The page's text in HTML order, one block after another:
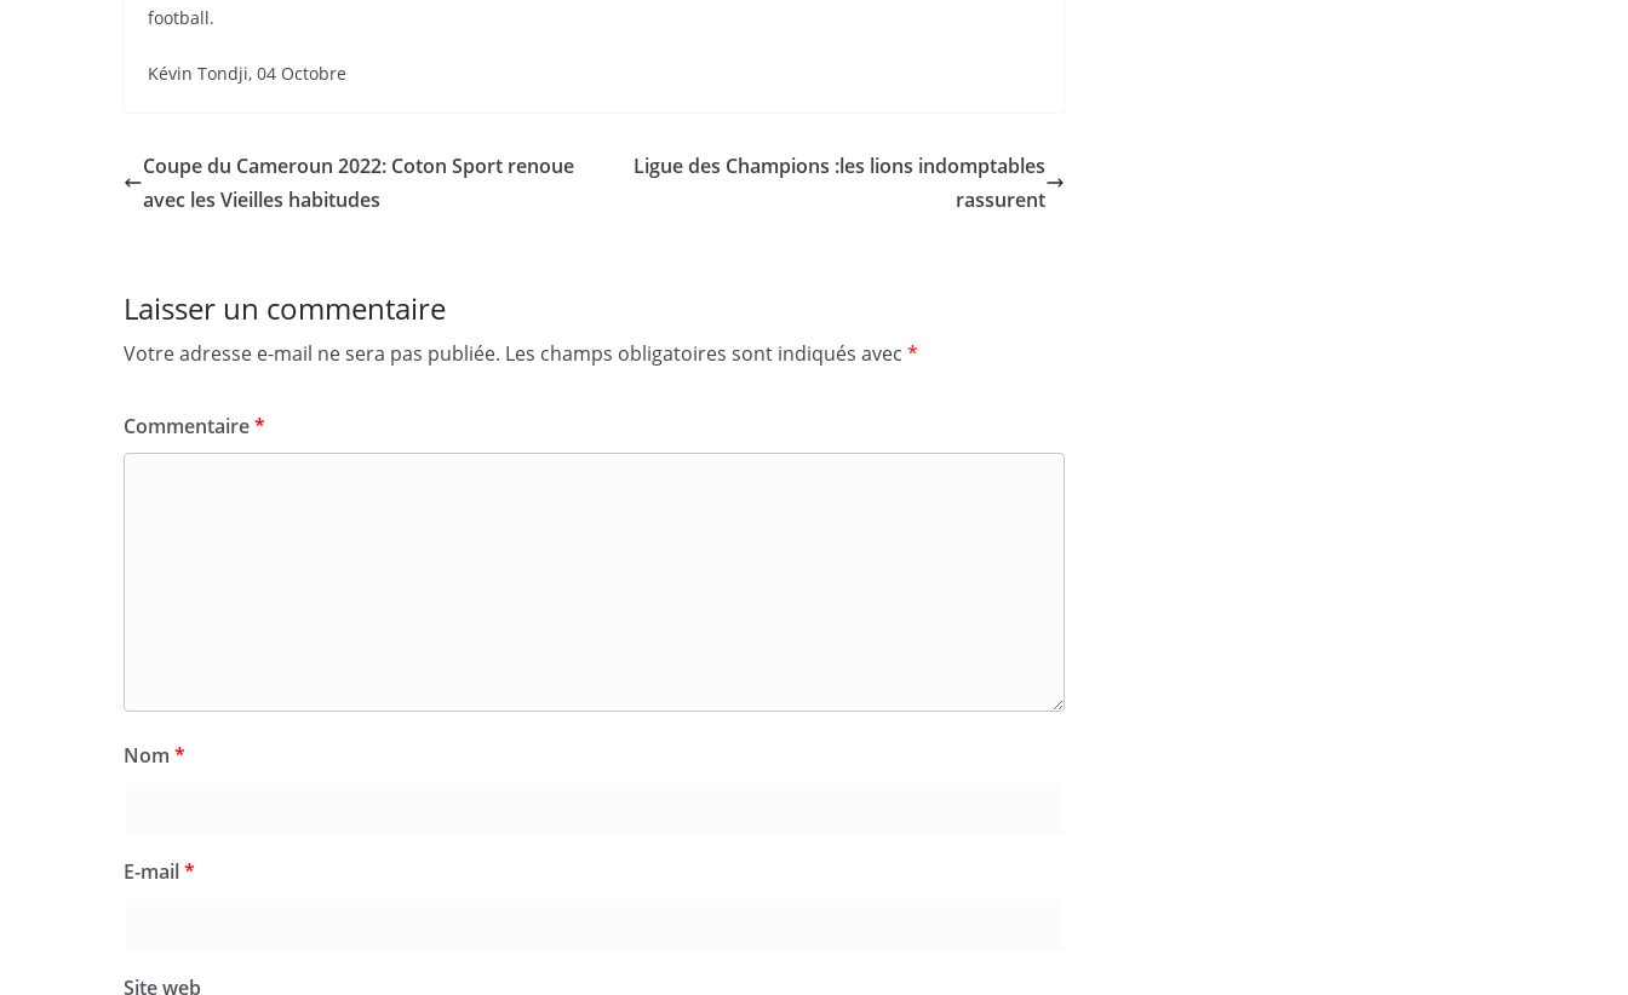
football.
Kévin Tondji, 04 Octobre
Coupe du Cameroun 2022: Coton Sport renoue
avec les Vieilles habitudes
Ligue des Champions :les lions indomptables
rassurent
Laisser un commentaire
Votre adresse e-mail ne sera pas publiée. Les champs obligatoires sont indiqués avec *
Commentaire*
Nom *
E-mail*
Site web